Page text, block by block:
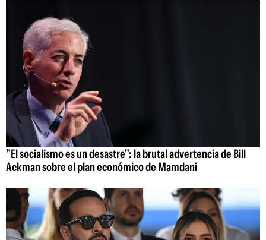
"El socialismo es un desastre": la brutal advertencia de Bill
Ackman sobre el plan económico de Mamdani